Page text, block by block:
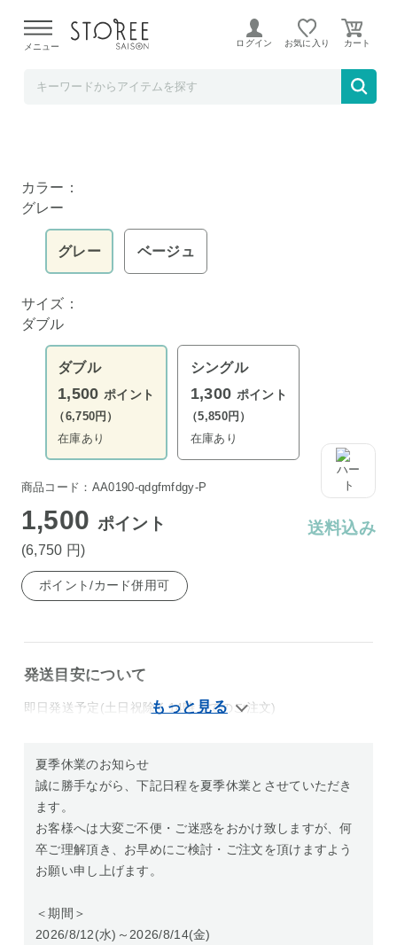
よる配送遅延が発生しております。
メニュー ログイン お気に入り
カクシング グラフェン毛布 ダブル グレー
カラー：
グレー
グレー ベージュ
サイズ：
ダブル
ダブル
1,500 ポイント
（6,750円）
在庫あり
シングル
1,300 ポイント
（5,850円）
在庫あり
商品コード：AA0190-qdgfmfdgy-P
1,500 ポイント
(6,750 円)
送料込み
ポイント/カード併用可
発送目安について
即日発送予定(土日祝除く14時までのご注文)
夏季休業のお知らせ
誠に勝手ながら、下記日程を夏季休業とさせていただき
ます。
お客様へは大変ご不便・ご迷惑をおかけ致しますが、何
卒ご理解頂き、お早めにご検討・ご注文を頂けますよう
お願い申し上げます。
＜期間＞
2026/8/12(水)～2026/8/14(金)